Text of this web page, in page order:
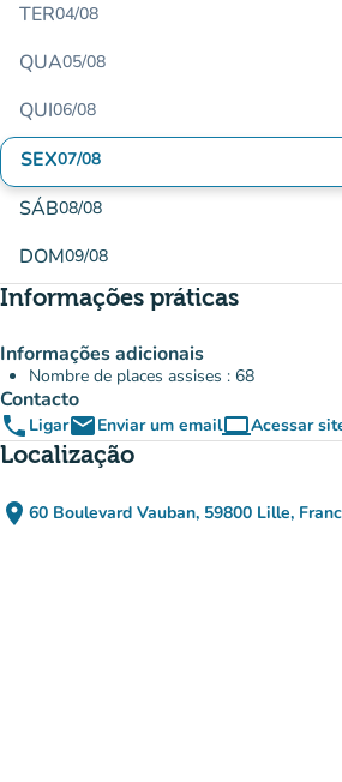
TER04/08
QUA05/08
QUI06/08
SEX07/08
SÁB08/08
DOM09/08
Informações práticas
Informações adicionais
Nombre de places assises : 68
Contacto
phone LigaremailEnviar um emailcomputerAcessar
(novo
Localização
place 60 Boulevard Vauban, 59800 Lille,
(abrir no Google
(novo separador)